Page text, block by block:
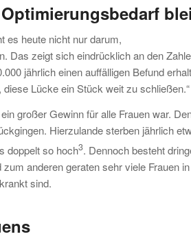
es heute nicht nur darum,
Das zeigt sich eindrücklich an den
jährlich einen auffälligen Befund
Lücke ein Stück weit zu schließen.“
großer Gewinn für alle Frauen war.
Hierzulande sterben jährlich
doppelt so hoch3. Dennoch besteht
anderen geraten sehr viele Frauen in
sind.